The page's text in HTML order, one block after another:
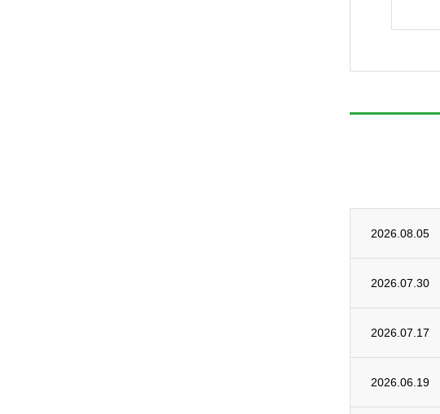
2026.08.05
2026.07.30
2026.07.17
2026.06.19